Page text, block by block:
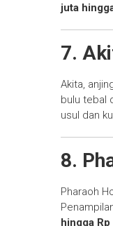
juta
7.
Akita,
bulu tebal
usul dan
8.
Pharaoh
hingga